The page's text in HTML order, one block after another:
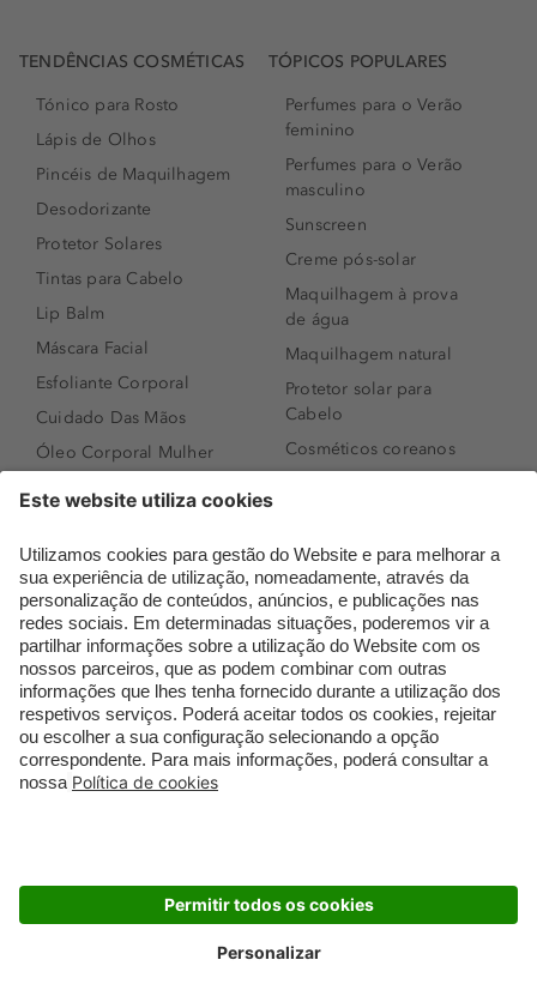
TENDÊNCIAS COSMÉTICAS
Tónico para Rosto
Lápis de Olhos
Pincéis de Maquilhagem
Desodorizante
Protetor Solares
Tintas para Cabelo
Lip Balm
Máscara Facial
Esfoliante Corporal
Cuidado Das Mãos
Óleo Corporal Mulher
Sérum de Rosto
Body mist & Spray
corporal
Produtos para Cabelo
Homem
Espuma de Limpeza
Facial
Dermocosmética
TÓPICOS POPULARES
Perfumes para o Verão
feminino
Perfumes para o Verão
masculino
Sunscreen
Creme pós-solar
Maquilhagem à prova
de água
Maquilhagem natural
Protetor solar para
Cabelo
Cosméticos coreanos
Perfumes árabes
Novidades
Melhores Perfumes
Femininos
TOP 10: Perfumes
Masculinos
Pestanas Postiças
Creme Rosto Homem
Embalagens Sustentáveis